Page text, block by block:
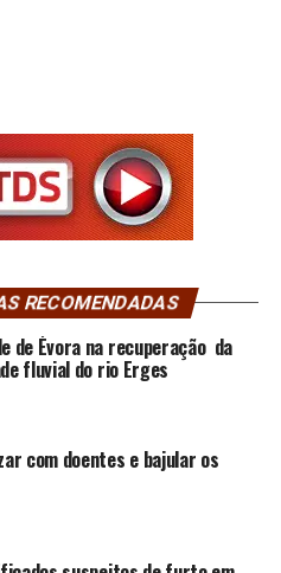
RECOMENDADAS
de Évora na recuperação da
fluvial do rio Erges
com doentes e bajular os